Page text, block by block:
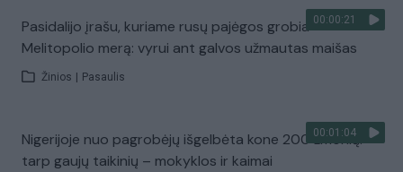
00:00:21
Pasidalijo įrašu, kuriame rusų pajėgos grobia
Melitopolio merą: vyrui ant galvos užmautas maišas
Žinios Pasaulis
00:01:04
Nigerijoje nuo pagrobėjų išgelbėta kone 200 žmonių:
tarp gaujų taikinių – mokyklos ir kaimai